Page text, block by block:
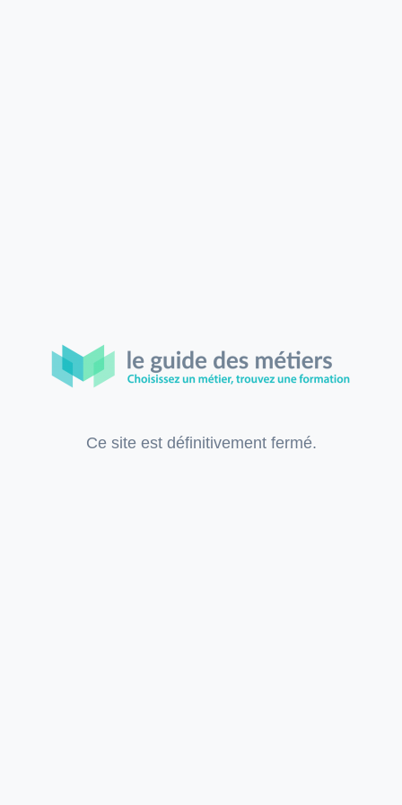
Ce site est définitivement fermé.